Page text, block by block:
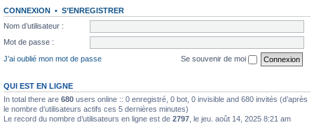
CONNEXION • S’ENREGISTRER
Nom d’utilisateur :
Mot de passe :
J’ai oublié mon mot de passe
Se souvenir de moi
QUI EST EN LIGNE
In total there are 680 users online :: 0 enregistré, 0 bot, 0 invisible and 680 invités (d’après
le nombre d’utilisateurs actifs ces 5 dernières minutes)
Le record du nombre d’utilisateurs en ligne est de 2797 , le jeu. août 14, 2025 8:21 am